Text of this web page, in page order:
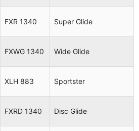
Tour Glide
Super Glide II
Sturgis
Super Glide
FXR 1340 Super Glide
FXWG 1340 Wide Glide
XLH 883 Sportster
FXRD 1340 Disc Glide